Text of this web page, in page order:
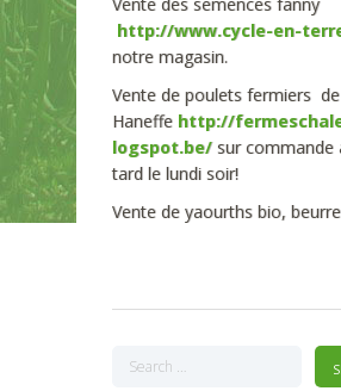
http://www.cycle-en-
notre magasin.
Vente de poulets fermiers de
Haneffe http://
logspot.be/ sur commande
tard le lundi soir!
Vente de yaourths bio,